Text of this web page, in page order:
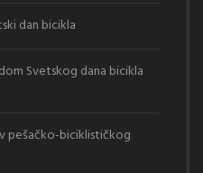
dan bicikla
Svetskog dana bicikla
pešačko-biciklističkog